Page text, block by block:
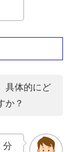
具体的にど
か？
分